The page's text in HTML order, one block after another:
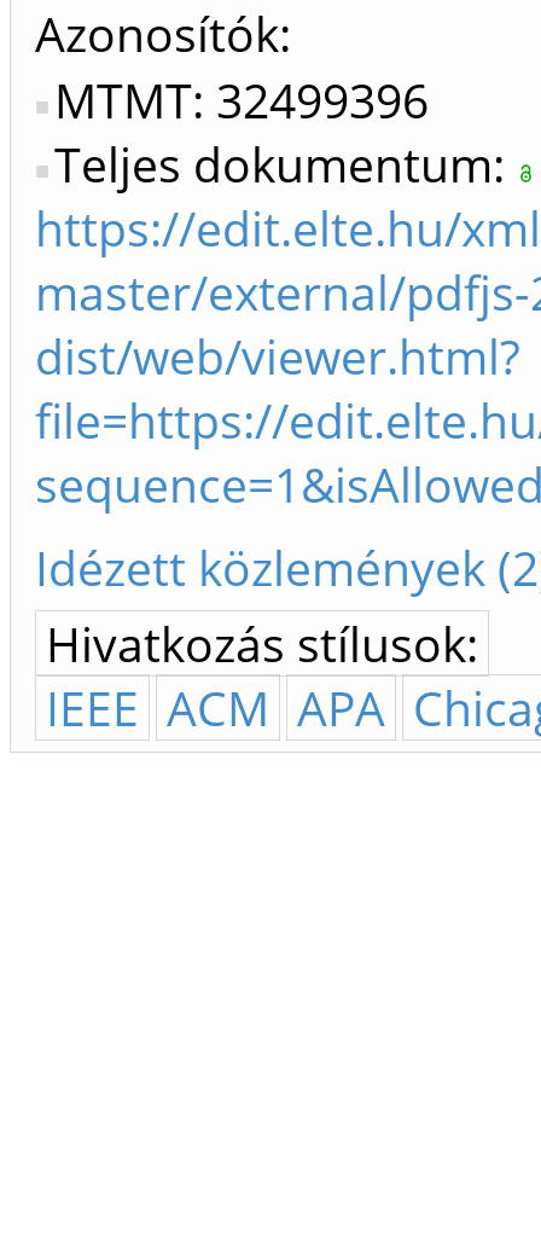
Azonosítók
MTMT: 32499396
Teljes dokumentum:
https://edit.elte.hu/
master/external/pdfjs-
dist/web/viewer.html?
file=https://
Idézett közlemények
Hivatkozás stílusok:
IEEE ACM APA